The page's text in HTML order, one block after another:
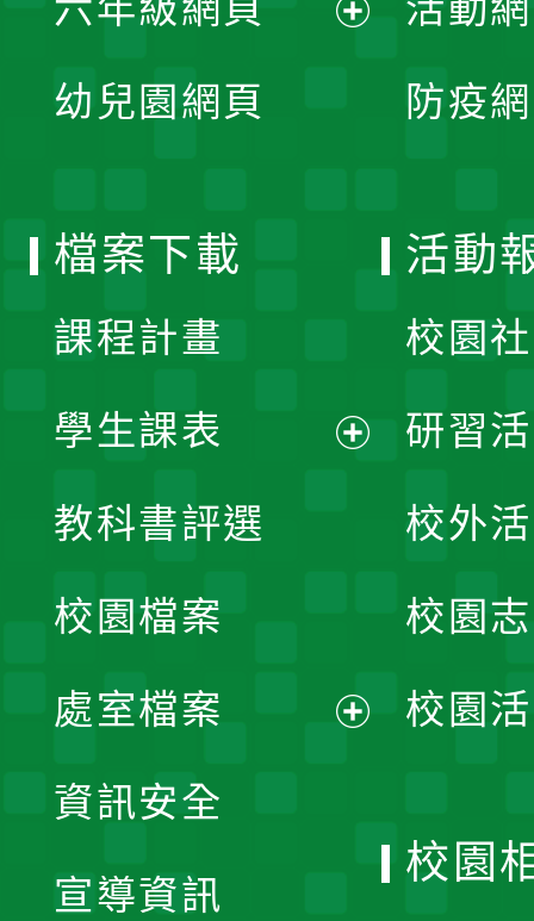
選
開
幼兒園網頁 防疫
檔案下載
課程計畫
學生課表
單
教科書評選
校園檔案
處室檔案
資訊安全
宣導資訊
活動
校園
研習
校外
校園
校園
校園